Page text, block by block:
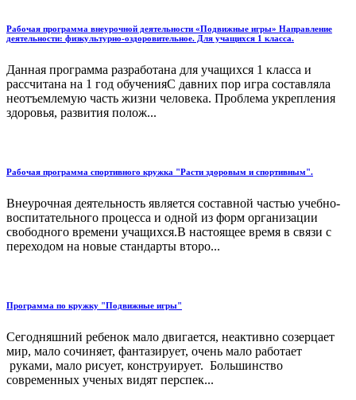
Рабочая программа внеурочной деятельности «Подвижные игры» Направление
деятельности: физкультурно-оздоровительное. Для учащихся 1 класса.
Данная программа разработана для учащихся 1 класса и
рассчитана на 1 год обученияС давних пор игра составляла
неотъемлемую часть жизни человека. Проблема укрепления
здоровья, развития полож...
Рабочая программа спортивного кружка "Расти здоровым и спортивным".
Внеурочная деятельность является составной частью учебно-
воспитательного процесса и одной из форм организации
свободного времени учащихся.В настоящее время в связи с
переходом на новые стандарты второ...
Программа по кружку "Подвижные игры"
Сегодняшний ребенок мало двигается, неактивно созерцает
мир, мало сочиняет, фантазирует, очень мало работает
руками, мало рисует, конструирует. Большинство
современных ученых видят перспек...